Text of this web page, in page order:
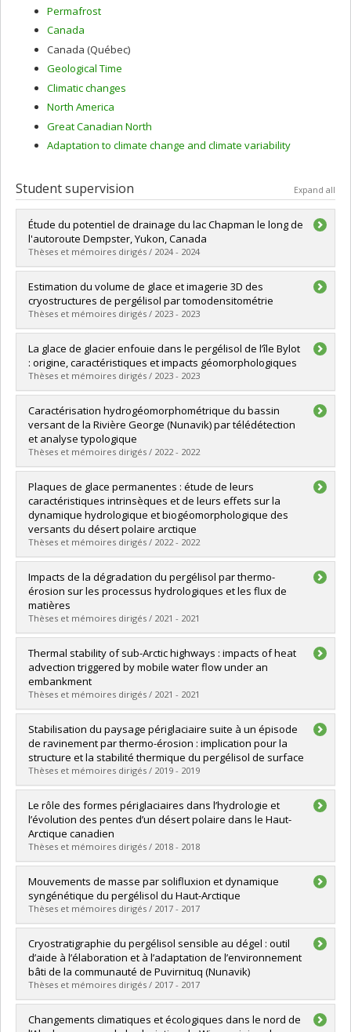
Permafrost
Canada
Canada (Québec)
Geological Time
Climatic changes
North America
Great Canadian North
Adaptation to climate change and climate variability
Student supervision Expand all
Étude du potentiel de drainage du lac Chapman le long de
l'autoroute Dempster, Yukon, Canada
Thèses et mémoires dirigés / 2024 - 2024
Graduate :Zhang, Zhaoyi
Cycle :Master's
Grade :M. Sc.
Lien vers le document dans Papyrus
Estimation du volume de glace et imagerie 3D des
cryostructures de pergélisol par tomodensitométrie
Thèses et mémoires dirigés / 2023 - 2023
Graduate : Darey, Jonas
Cycle :Master's
Grade :M. Sc.
Lien vers le document dans Papyrus
La glace de glacier enfouie dans le pergélisol de l’île Bylot
: origine, caractéristiques et impacts géomorphologiques
Thèses et mémoires dirigés / 2023 - 2023
Graduate :Coulombe, Stéphanie
Cycle :Doctoral
Grade :Ph. D.
Lien vers le document dans Papyrus
Caractérisation hydrogéomorphométrique du bassin
versant de la Rivière George (Nunavik) par télédétection
et analyse typologique
Thèses et mémoires dirigés / 2022 - 2022
Graduate : Sicaud, Eliot
Cycle :Master's
Grade :M. Sc.
Lien vers le document dans Papyrus
Plaques de glace permanentes : étude de leurs
caractéristiques intrinsèques et de leurs effets sur la
dynamique hydrologique et biogéomorphologique des
versants du désert polaire arctique
Thèses et mémoires dirigés / 2022 - 2022
Graduate :Davesne, Gautier
Cycle :Doctoral
Grade :Ph. D.
Lien vers le document dans Papyrus
Impacts de la dégradation du pergélisol par thermo-
érosion sur les processus hydrologiques et les flux de
matières
Thèses et mémoires dirigés / 2021 - 2021
Graduate :Rioux, Karine
Cycle :Master's
Grade :M. Sc.
Lien vers le document dans Papyrus
Thermal stability of sub-Arctic highways : impacts of heat
advection triggered by mobile water flow under an
embankment
Thèses et mémoires dirigés / 2021 - 2021
Graduate :Chen, Lin
Cycle :Doctoral
Grade :Ph. D.
Lien vers le document dans Papyrus
Stabilisation du paysage périglaciaire suite à un épisode
de ravinement par thermo-érosion : implication pour la
structure et la stabilité thermique du pergélisol de surface
Thèses et mémoires dirigés / 2019 - 2019
Graduate :Veillette, Audrey
Cycle :Master's
Grade :M. Sc.
Lien vers le document dans Papyrus
Le rôle des formes périglaciaires dans l’hydrologie et
l’évolution des pentes d’un désert polaire dans le Haut-
Arctique canadien
Thèses et mémoires dirigés / 2018 - 2018
Graduate :Paquette, Michel
Cycle :Doctoral
Grade :Ph. D.
Lien vers le document dans Papyrus
Mouvements de masse par solifluxion et dynamique
syngénétique du pergélisol du Haut-Arctique
Thèses et mémoires dirigés / 2017 - 2017
Graduate :Verpaelst, Manuel
Cycle : Master's
Grade :M. Sc.
Lien vers le document dans Papyrus
Cryostratigraphie du pergélisol sensible au dégel : outil
d’aide à l’élaboration et à l’adaptation de l’environnement
bâti de la communauté de Puvirnituq (Nunavik)
Thèses et mémoires dirigés / 2017 - 2017
Graduate :Larrivée, Katryne
Changements climatiques et écologiques dans le nord de